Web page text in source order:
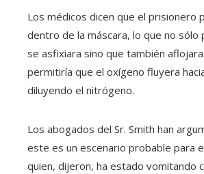
Los médicos dicen que el prisionero
dentro de la máscara, lo que no sólo
se asfixiara sino que también
permitiría que el oxígeno fluyera
diluyendo el nitrógeno.
Los abogados del Sr. Smith han
este es un escenario probable para
quien, dijeron, ha estado vomitando